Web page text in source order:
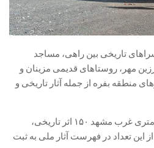
تاریخی بین راهی، مساجد
مهر، روستاهای قدیمی مزینان و
منطقه بفره از جمله آثار تاریخی و
شهرستان داورزن در ۳۱۰ کیلومتری غرب مشهد ۱۵۰ اثر تاریخی،
و معنوی دارد که ۶۸ اثر از این تعداد در فهرست آثار ملی به ثبت